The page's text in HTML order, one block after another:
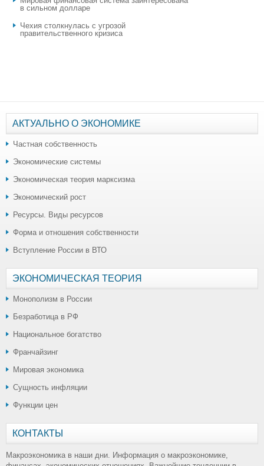
в сильном долларе
Чехия столкнулась с угрозой
правительственного кризиса
АКТУАЛЬНО О ЭКОНОМИКЕ
Частная собственность
Экономические системы
Экономическая теория марксизма
Экономический рост
Ресурсы. Виды ресурсов
Форма и отношения собственности
Вступление России в ВТО
ЭКОНОМИЧЕСКАЯ ТЕОРИЯ
Монополизм в России
Безработица в РФ
Национальное богатство
Франчайзинг
Мировая экономика
Сущность инфляции
Функции цен
КОНТАКТЫ
Макроэкономика в наши дни. Информация о макроэкономике,